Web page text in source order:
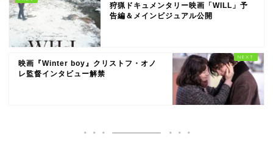
狩猟ドキュメンタリー映画「WILL」予
告編＆メインビジュアル公開
映画『Winter boy』クリストフ・オノ
レ監督インタビュー解禁